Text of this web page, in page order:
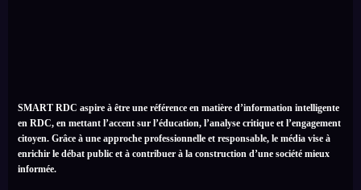
SMART RDC aspire à être une référence en matière d’information intelligente
en RDC, en mettant l’accent sur l’éducation, l’analyse critique et l’engagement
citoyen. Grâce à une approche professionnelle et responsable, le média vise à
enrichir le débat public et à contribuer à la construction d’une société mieux
informée.